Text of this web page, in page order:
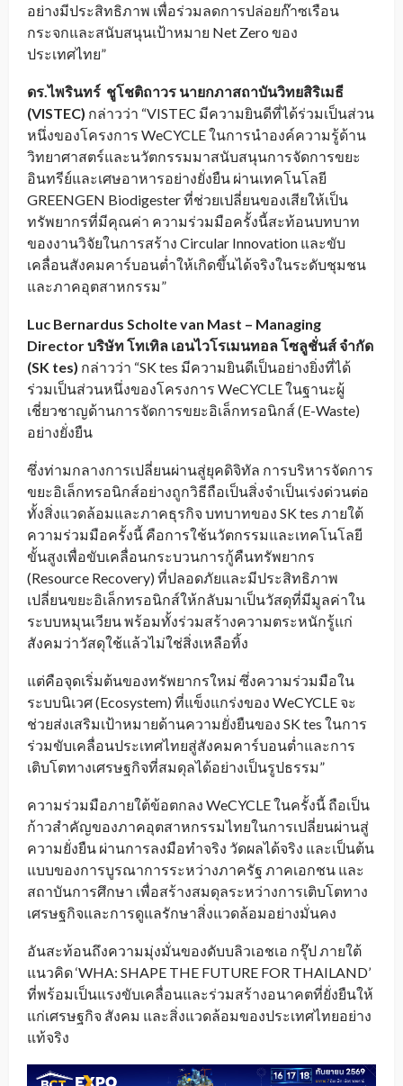
อย่างมีประสิทธิภาพ เพื่อร่วมลดการปล่อยก๊าซเรือน
กระจกและสนับสนุนเป้าหมาย Net Zero ของ
ประเทศไทย”
ดร.ไพรินทร์ ชูโชติถาวร นายกภาสถาบันวิทยสิริเมธี
(VISTEC) กล่าวว่า “VISTEC มีความยินดีที่ได้ร่วมเป็นส่วน
หนึ่งของโครงการ WeCYCLE ในการนำองค์ความรู้ด้าน
วิทยาศาสตร์และนวัตกรรมมาสนับสนุนการจัดการขยะ
อินทรีย์และเศษอาหารอย่างยั่งยืน ผ่านเทคโนโลยี
GREENGEN Biodigester ที่ช่วยเปลี่ยนของเสียให้เป็น
ทรัพยากรที่มีคุณค่า ความร่วมมือครั้งนี้สะท้อนบทบาท
ของงานวิจัยในการสร้าง Circular Innovation และขับ
เคลื่อนสังคมคาร์บอนต่ำให้เกิดขึ้นได้จริงในระดับชุมชน
และภาคอุตสาหกรรม”
Luc Bernardus Scholte van Mast – Managing
Director บริษัท โทเทิล เอนไวโรเมนทอล โซลูชั่นส์ จำกัด
(SK tes) กล่าวว่า “SK tes มีความยินดีเป็นอย่างยิ่งที่ได้
ร่วมเป็นส่วนหนึ่งของโครงการ WeCYCLE ในฐานะผู้
เชี่ยวชาญด้านการจัดการขยะอิเล็กทรอนิกส์ (E-Waste)
อย่างยั่งยืน
ซึ่งท่ามกลางการเปลี่ยนผ่านสู่ยุคดิจิทัล การบริหารจัดการ
ขยะอิเล็กทรอนิกส์อย่างถูกวิธีถือเป็นสิ่งจำเป็นเร่งด่วนต่อ
ทั้งสิ่งแวดล้อมและภาคธุรกิจ บทบาทของ SK tes ภายใต้
ความร่วมมือครั้งนี้ คือการใช้นวัตกรรมและเทคโนโลยี
ขั้นสูงเพื่อขับเคลื่อนกระบวนการกู้คืนทรัพยากร
(Resource Recovery) ที่ปลอดภัยและมีประสิทธิภาพ
เปลี่ยนขยะอิเล็กทรอนิกส์ให้กลับมาเป็นวัสดุที่มีมูลค่าใน
ระบบหมุนเวียน พร้อมทั้งร่วมสร้างความตระหนักรู้แก่
สังคมว่าวัสดุใช้แล้วไม่ใช่สิ่งเหลือทิ้ง
แต่คือจุดเริ่มต้นของทรัพยากรใหม่ ซึ่งความร่วมมือใน
ระบบนิเวศ (Ecosystem) ที่แข็งแกร่งของ WeCYCLE จะ
ช่วยส่งเสริมเป้าหมายด้านความยั่งยืนของ SK tes ในการ
ร่วมขับเคลื่อนประเทศไทยสู่สังคมคาร์บอนต่ำและการ
เติบโตทางเศรษฐกิจที่สมดุลได้อย่างเป็นรูปธรรม”
ความร่วมมือภายใต้ข้อตกลง WeCYCLE ในครั้งนี้ ถือเป็น
ก้าวสำคัญของภาคอุตสาหกรรมไทยในการเปลี่ยนผ่านสู่
ความยั่งยืน ผ่านการลงมือทำจริง วัดผลได้จริง และเป็นต้น
แบบของการบูรณาการระหว่างภาครัฐ ภาคเอกชน และ
สถาบันการศึกษา เพื่อสร้างสมดุลระหว่างการเติบโตทาง
เศรษฐกิจและการดูแลรักษาสิ่งแวดล้อมอย่างมั่นคง
อันสะท้อนถึงความมุ่งมั่นของดับบลิวเอชเอ กรุ๊ป ภายใต้
แนวคิด ‘WHA: SHAPE THE FUTURE FOR THAILAND’
ที่พร้อมเป็นแรงขับเคลื่อนและร่วมสร้างอนาคตที่ยั่งยืนให้
แก่เศรษฐกิจ สังคม และสิ่งแวดล้อมของประเทศไทยอย่าง
แท้จริง